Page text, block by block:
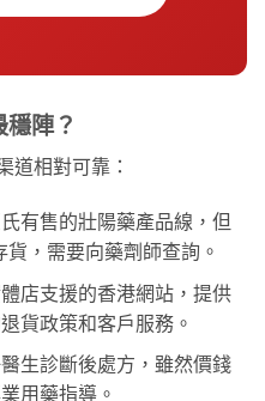
陣？
道相對可靠：
有售的壯陽藥產品線，但
，需要向藥劑師查詢。
店支援的香港網站，提供
貨政策和客戶服務。
生診斷後處方，雖然價錢
用藥指導。